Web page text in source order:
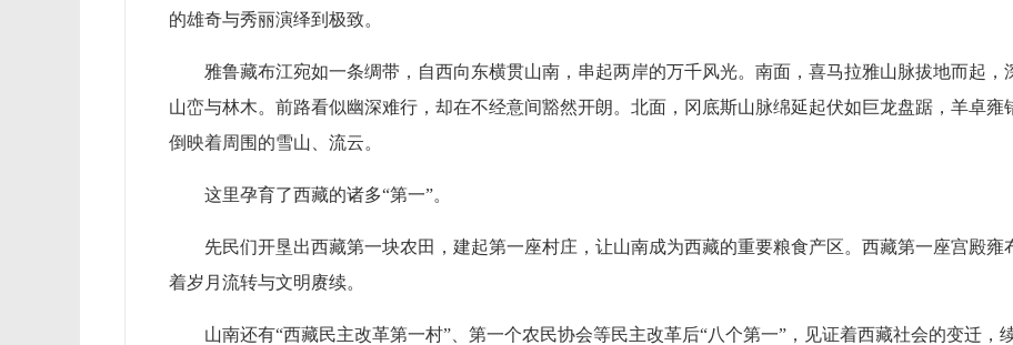
的雄奇与秀丽演绎到极致。
雅鲁藏布江宛如一条绸带，自西向东横贯山南，串起两岸的万千风光。南面，喜马拉雅山脉拔地而起
山峦与林木。前路看似幽深难行，却在不经意间豁然开朗。北面，冈底斯山脉绵延起伏如巨龙盘踞，羊卓雍
倒映着周围的雪山、流云。
这里孕育了西藏的诸多“第一”。
先民们开垦出西藏第一块农田，建起第一座村庄，让山南成为西藏的重要粮食产区。西藏第一座宫殿
着岁月流转与文明赓续。
山南还有“西藏民主改革第一村”、第一个农民协会等民主改革后“八个第一”，见证着西藏社会的变迁，